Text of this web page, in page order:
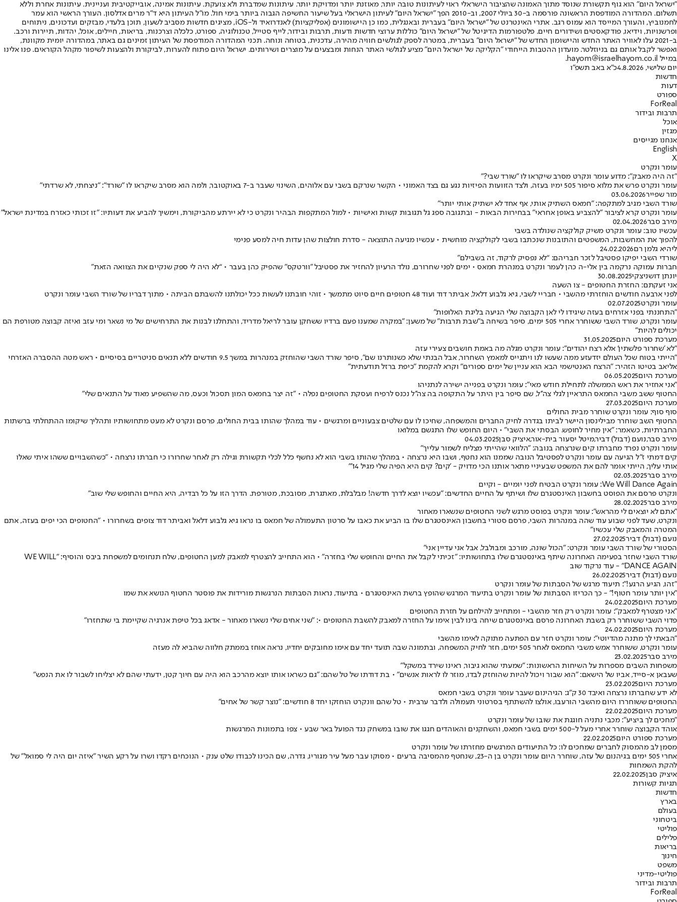
"ישראל היום" הוא גוף תקשורת שנוסד מתוך האמונה שהציבור הישראלי ראוי לעיתונות טובה יותר, מאוזנת יותר ומדויקת יותר. עיתונות שמדברת ולא צועקת. עיתונות אמינה, אובייקטיבית ועניינית. עיתונות אחרת וללא
תשלום. המהדורה המודפסת הראשונה פורסמה ב-30 ביולי 2007, וב-2010 הפך "ישראל היום" לעיתון הישראלי בעל שיעור החשיפה הגבוה ביותר בימי חול. מו"ל העיתון היא ד"ר מרים אדלסון. העורך הראשי הוא עמר
לחמנוביץ, והעורך המייסד הוא עמוס רגב. אתרי האינטרנט של "ישראל היום" בעברית ובאנגלית, כמו כן היישומונים (אפליקציות) לאנדרואיד ול-iOS, מציגים חדשות מסביב לשעון, תוכן בלעדי, מבזקים ועדכונים, ניתוחים
ופרשנויות, וידיאו, פודקאסטים ושידורים חיים. פלטפורמות הדיגיטל של "ישראל היום" כוללות ערוצי חדשות ודעות, תרבות ובידור, לייף סטייל, טכנולוגיה, ספורט, כלכלה וצרכנות, בריאות, חיילים, אוכל, יהדות, תיירות ורכב.
ב-2021 עלו לאוויר האתר החדש והיישומון החדש של "ישראל היום" בעברית, במטרה לספק לגולשים חוויה מהירה, עדכנית, בטוחה ונוחה. תכני המהדורה המודפסת של העיתון זמינים גם באתר, במהדורה יומית מקוונת,
ואפשר לקבל אותם גם בניוזלטר. מועדון ההטבות הייחודי "הקליקה של ישראל היום" מציע לגולשי האתר הנחות ומבצעים על מוצרים ושירותים. ישראל היום פתוח להערות, לביקורת ולהצעות לשיפור מקהל הקוראים. פנו אלינו
במייל hayom@israelhayom.co.il.
יום שלישי, 4.8.2026
כ"א באב תשפ"ו
חדשות
דעות
ספורט
ForReal
תרבות ובידור
אוכל
מגזין
אנחנו מגייסים
English
X
עומר ונקרט
"זה היה מאבק": מדוע עומר ונקרט מסרב שיקראו לו "שורד שבי?"
עומר ונקרט פרש את מלוא סיפור 505 ימיו בעזה, ולצד הזוועות הפיזיות נגע גם בצד האמוני • הקשר שנרקם בשבי עם אלוהים, השינוי שעבר ב-7 באוקטובר, ולמה הוא מסרב שיקראו לו "שורד": "ניצחתי, לא שרדתי"
מור שפייר03.06.2026
שורד השבי מגיב למתקפה: ​"חמאס השתיק אותי, אף אחד לא ישתיק אותי יותר"
עומר ונקרט קרא לציבור "להצביע באופן אחראי" בבחירות הבאות - ובתגובה ספג גל תגובות קשות ואישיות • למול המתקפות הבהיר ונקרט כי לא יירתע מהביקורת, וימשיך להביע את דעותיו: "זו זכותי כאזרח במדינת ישראל"
מירב סבר02.04.2026
עכשיו טוב: עומר ונקרט משיק קולקציה שנולדה בשבי
להפוך את המחשבות, המשפטים והתובנות שנכתבו בשבי לקולקציה מוחשית • עכשיו מגיעה התוצאה - סדרת חולצות שהן עדות חיה למסע פנימי
ליהיא גלמן רם24.02.2026
שורדי השבי יפיקו פסטיבל לזכר חבריהם: “לא נפסיק לרקוד, זה בשבילם״
חברות עמוקה נרקמה בין אלי-ה כהן לעמר ונקרט במנהרת חמאס • ימים לפני שחרורם, נולד הרעיון להחזיר את פסטיבל ״וורטקס״ שהפיק כהן בעבר • “לא היה לי ספק שנקיים את הצוואה הזאת״
יונתן דושניצקי30.08.2025
אני זעקתם: החזרת החטופים - צו השעה
לפני ארבעה חודשים הוחזרתי מהשבי • חבריי לשבי, גיא גלבוע דלאל, אביתר דוד ועוד 48 חטופים חיים סיוט מתמשך • זוהי חובתנו לעשות ככל יכולתנו להשבתם הביתה • מתוך דבריו של שורד השבי עומר ונקרט
עומר ונקרט02.07.2025
"התחננתי בפני אזרחים בעזה שיגידו לי לאן הקבוצה שלי הגיעה בליגת האלופות"
עומר ונקרט, שורד השבי ששוחרר אחרי 505 ימים, סיפר בשיחה ב"שבת תרבות" של משען: "‏במקרה שמענו פעם ברדיו ששחקן עובר לריאל מדריד, והתחלנו לבנות את התרחישים של מי נשאר ומי עזב ואיזה קבוצה מטורפת הם
יכולים להיות"
מערכת ספורט היום31.05.2025
"לא 'שחרור פלשתין' אלא רצח יהודים": עומר ונקרט מגלה מה באמת חושבים צעירי עזה
"הייתי בטוח שכל העולם יזדעזע ממה שעשו לנו ויתגייס למאמץ השחרור, אבל הבנתי שלא כשנותרנו שם", סיפר שורד השבי שהוחזק במנהרות במשך 9.5 חודשים ללא תנאים סניטריים בסיסיים • ראש מטה ההסברה האזרחי
אליאב בטיטו הזהיר: "הרצח האנטישמי הבא הוא עניין של ימים ספורים" וקרא להקמת "כיפת ברזל תודעתית"
מערכת היום06.05.2025
"אני אחזיר את ראש הממשלה לתחילת חודש מאי": עומר ונקרט בפנייה ישירה לנתניהו
החטוף ששב משבי החמאס התראיין לגלי צה''ל, שם סיפר בין היתר על התקופה בה צה''ל נכנס לרפיח ועסקת החטופים נפלה • "זה יצר בחמאס המון תסכול וכעס, מה שהשפיע מאוד על התנאים שלי"
מערכת היום27.03.2025
סוף סוף: עומר ונקרט שוחרר מבית החולים
החטוף השב שוחרר מבילינסון היישר לביתו בגדרה לחיק החברים והמשפחה, שחיכו לו עם שלטים צבעוניים ומרגשים • עוד במהלך שהותו בבית החולים, פרסם ונקרט לא מעט מתחושותיו ותהליך שיקומו ההתחלתי ברשתות
החברתיות, כשאמר: "אין מחיר לחופש. הבסתי את השבי" • היום החופש שלו התגשם במלואו
מירב סבר,נועם (דבול) דביר,מיטל יסעור בית-אור,איציק סבן04.03.2025
עומר ונקרט נפרד מחברתו קים שנרצחה בנובה: "הלוואי שהייתי מצליח לשמור עלייך"
קים דמתי ז"ל הגיעה עם עומר ונקרט לפסטיבל הנובה שממנו הוא נחטף, ושבו היא נרצחה • במהלך שהותו בשבי הוא לא נחשף כלל לכלי תקשורת וגילה רק לאחר שחרורו כי חברתו נרצחה • "כשהשבויים ששהו איתי שאלו
אותי עליך, הייתי אומר להם את המשפט שבעיניי מתאר אותנו הכי מדויק - 'קים? קים היא הפיה שלי מגיל 14'"
מירב סבר02.03.2025
We Will Dance Again: עומר ונקרט הבטיח לפני יומיים - וקיים
ונקרט פרסם את הפוסט בחשבון האינסטגרם שלו ושיתף על החיים החדשים: "עכשיו יוצא לדרך חדשה! מבלבלת, מאתגרת, מסובכת, מטורפת. הדרך הזו על כל רבדיה, היא החיים והחופש שלי שוב"
מירב סבר28.02.2025
"אתם לא יוצאים לי מהראש": עומר ונקרט בפוסט מרגש לשני החטופים שנשארו מאחור
ונקרט, שעד לפני שבוע עוד שהה במנהרות השבי, פרסם סטורי בחשבון האינסטגרם שלו בו הביע את כאבו על סרטון התעמולה של חמאס בו נראו גיא גלבוע דלאל ואביתר דוד צופים בשחרורו • "החטופים הכי יפים בעזה, אתם
המטרה והמאבק שלי עכשיו"
נועם (דבול) דביר27.02.2025
הסטורי של שורד השבי עומר ונקרט: "הכול שונה, מורכב ומבולבל, אבל אני עדיין אני"
שורד השבי שחזר בפעימה האחרונה שיתף באינסטגרם שלו בתחושותיו: "זכיתי לקבל את החיים והחופש שלי בחזרה" • הוא התחייב להצטרף למאבק למען החטופים, שלח תנחומים למשפחת ביבס והוסיף: "WE WILL
DANCE AGAIN" - עוד נרקוד שוב
נועם (דבול) דביר26.02.2025
"זהו, הגיע הרגע!": תיעוד מרגש של הסבתות של עומר ונקרט
"אין יותר עומר חטוף!" - כך הכריזו הסבתות של עומר ונקרט בתיעוד המרגש שהופץ ברשת האינסטגרם • בתיעוד, נראות הסבתות הנרגשות מורידות את פוסטר החטוף הנושא את שמו
מערכת היום24.02.2025
"אני מצטרף למאבק": עומר ונקרט רק חזר מהשבי - ומתחייב להילחם על חזרת החטופים
פדוי השבי ששוחרר רק בשבת האחרונה פרסם באינסטגרם שיחה בינו לבין אימו על החזרה למאבק להשבת החטופים •: "שני אחים שלי נשארו מאחור - אדאג בכל טיפת אנרגיה שקיימת בי שתחזרו"
מערכת היום24.02.2025
"הבאתי לך מתנה מהדיוטי": עומר ונקרט חזר עם הפתעה מתוקה לאימו מהשבי
עומר ונקרט, ששוחרר אמש משבי החמאס לאחר 505 ימים, חזר לחיק המשפחה, ובתמונה שבה תועד יחד עם אימו מחובקים יחדיו, נראה אוחז בממתק חלווה שהביא לה מעזה
מירב סבר23.02.2025
משפחות השבים מספרות על השיחות הראשונות: "שמעתי שהוא גיבור, ראינו שירד במשקל"
שעבאן א-סייד, אביו של הישאם: "הוא שבור ויכול להיות שהוחזק לבדו, מוזר לו לראות אנשים" • בת דודתו של טל שהם: "גם כשראו אותו יוצא מהרכב הוא היה עם חיוך קטן, ידעתי שהם לא יצליחו לשבור לו את הנפש"
מערכת היום23.02.2025
לא ידע שחברתו נרצחה ואיבד 30 ק"ג: הגיהינום שעבר עומר ונקרט בשבי חמאס
החטופים ששוחררו היום מהשבי הורעבו, אולצו להשתתף בסרטוני תעמולה ולדבר ערבית • טל שהם וונקרט הוחזקו יחד 8 חודשים: "נוצר קשר של אחים"
מערכת היום22.02.2025
"מחכים לך ביציע": מכבי נתניה חוגגת את שובו של עומר ונקרט
אוהד הקבוצה שוחרר אחרי מעל ל-500 ימים בשבי חמאס, והשחקנים והאוהדים חגגו את שובו במשחק נגד הפועל באר שבע • צפו בתמונות המרגשות
מערכת ספורט היום22.02.2025
מסמן לב מהמסוק לחברים שמחכים לו: כל התיעודים המרגשים מחזרתו של עומר ונקרט
אחרי 505 ימים בגיהנום של עזה, שוחרר היום עומר ונקרט בן ה-23, שנחטף מהמסיבה ברעים • מסוקו עבר מעל עיר מגוריו, גדרה, שם הכינו לכבודו שלט ענק • הנוכחים רקדו ושרו על רקע השיר "איזה יום היה לי סמואל" של
להקת השמחות
איציק סבן22.02.2025
תגיות קשורות
חדשות
בארץ
בעולם
ביטחוני
פוליטי
פלילים
בריאות
חינוך
משפט
פוליטי-מדיני
תרבות ובידור
ForReal